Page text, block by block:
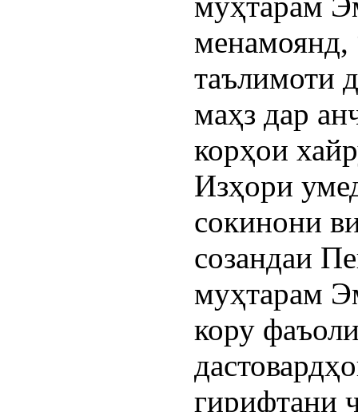
менамоянд,
таълимоти
маҳз дар
корҳои
Изҳори
сокинони
созандаи
муҳтарам
кору
гирифтани